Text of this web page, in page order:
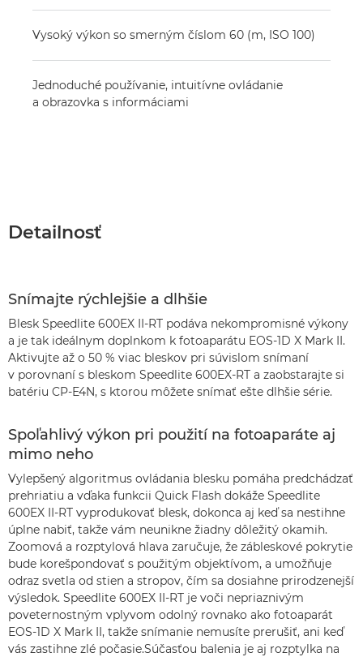
Vysoký výkon so smerným číslom 60 (m, ISO 100)
Jednoduché používanie, intuitívne ovládanie
a obrazovka s informáciami
Detailnosť
Snímajte rýchlejšie a dlhšie
Blesk Speedlite 600EX II-RT podáva nekompromisné výkony
a je tak ideálnym doplnkom k fotoaparátu EOS-1D X Mark II.
Aktivujte až o 50 % viac bleskov pri súvislom snímaní
v porovnaní s bleskom Speedlite 600EX-RT a zaobstarajte si
batériu CP-E4N, s ktorou môžete snímať ešte dlhšie série.
Spoľahlivý výkon pri použití na fotoaparáte aj
mimo neho
Vylepšený algoritmus ovládania blesku pomáha predchádzať
prehriatiu a vďaka funkcii Quick Flash dokáže Speedlite
600EX II-RT vyprodukovať blesk, dokonca aj keď sa nestihne
úplne nabiť, takže vám neunikne žiadny dôležitý okamih.
Zoomová a rozptylová hlava zaručuje, že zábleskové pokrytie
bude korešpondovať s použitým objektívom, a umožňuje
odraz svetla od stien a stropov, čím sa dosiahne prirodzenejší
výsledok. Speedlite 600EX II-RT je voči nepriaznivým
poveternostným vplyvom odolný rovnako ako fotoaparát
EOS-1D X Mark II, takže snímanie nemusíte prerušiť, ani keď
vás zastihne zlé počasie.Súčasťou balenia je aj rozptylka na